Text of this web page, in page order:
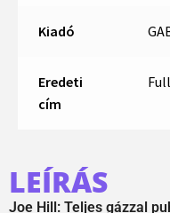
Kiadó
Eredeti
cím
LEÍRÁS
Joe Hill: Teljes gázzal